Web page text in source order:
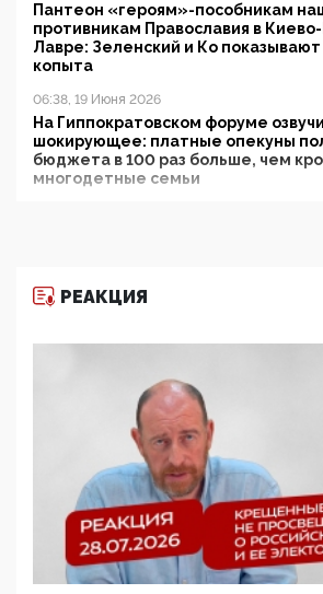
Пантеон «героям»-пособникам
противникам Православия в
Лавре: Зеленский и Ко показывают
копыта
06:38, 19 Июня 2026
На Гиппократовском форуме
шокирующее: платные опекуны
бюджета в 100 раз больше, чем
многодетные семьи
11:53, 09 Июня 2026
деятельность ИИТО ЮНЕСКО в
цифроглобалисты продолжают
повестку в образовании
09:43, 01 Июня 2026
5G за счет здоровья граждан:
отобрать у регионов и
защищать жилые дома и
05:58, 26 Мая 2026
Роскомнадзор освободили от
деструктивным и опасным
РЕАКЦИЯ